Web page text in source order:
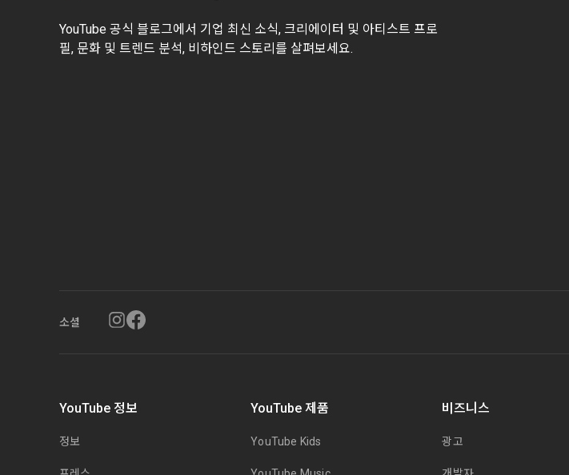
YouTube 공식 블로그에서 기업 최신 소식, 크리에이터 및 아티스트 프로
필, 문화 및 트렌드 분석, 비하인드 스토리를 살펴보세요.
소셜
YouTube 정보
정보
YouTube 제품
YouTube Kids
비즈니스
광고